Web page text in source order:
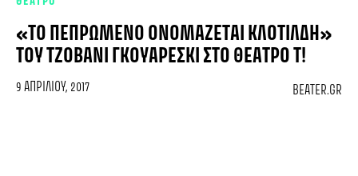
«ΤΟ ΠΕΠΡΩΜΈΝΟ ΟΝΟΜΆΖΕΤΑΙ ΚΛΟΤΊΛΔΗ»
ΤΟΥ ΤΖΟΒΆΝΙ ΓΚΟΥΑΡΈΣΚΙ ΣΤΟ ΘΈΑΤΡΟ Τ!
9 ΑΠΡΙΛΊΟΥ, 2017 BEATER.GR